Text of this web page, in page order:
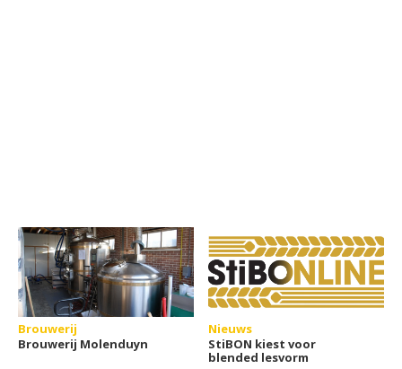
Brouwerij
Brouwerij Molenduyn
Nieuws
StiBON kiest voor
blended lesvorm